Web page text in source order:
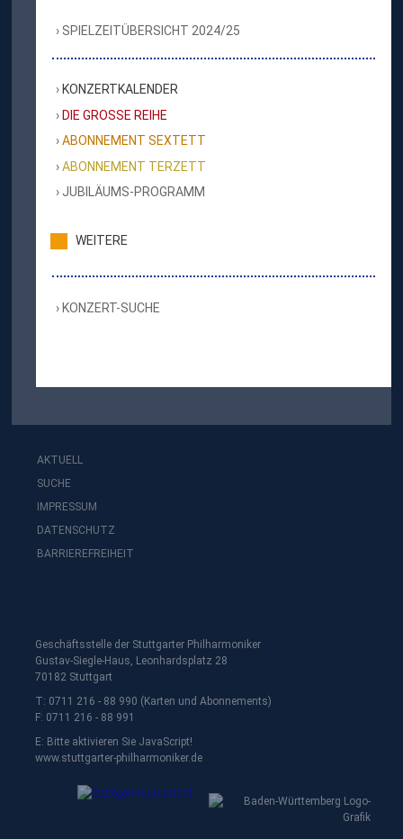
SPIELZEITÜBERSICHT 2024/25
KONZERTKALENDER
DIE GROSSE REIHE
ABONNEMENT SEXTETT
ABONNEMENT TERZETT
JUBILÄUMS-PROGRAMM
WEITERE
KONZERT-SUCHE
AKTUELL
SUCHE
IMPRESSUM
DATENSCHUTZ
BARRIEREFREIHEIT
Geschäftsstelle der Stuttgarter Philharmoniker
Gustav-Siegle-Haus, Leonhardsplatz 28
70182 Stuttgart
T: 0711 216 - 88 990 (Karten und Abonnements)
F: 0711 216 - 88 991
E: Bitte aktivieren Sie JavaScript!
www.stuttgarter-philharmoniker.de